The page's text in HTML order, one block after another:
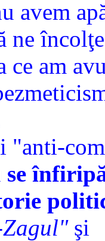
avem
ne
ce am
"anti-
se
şi